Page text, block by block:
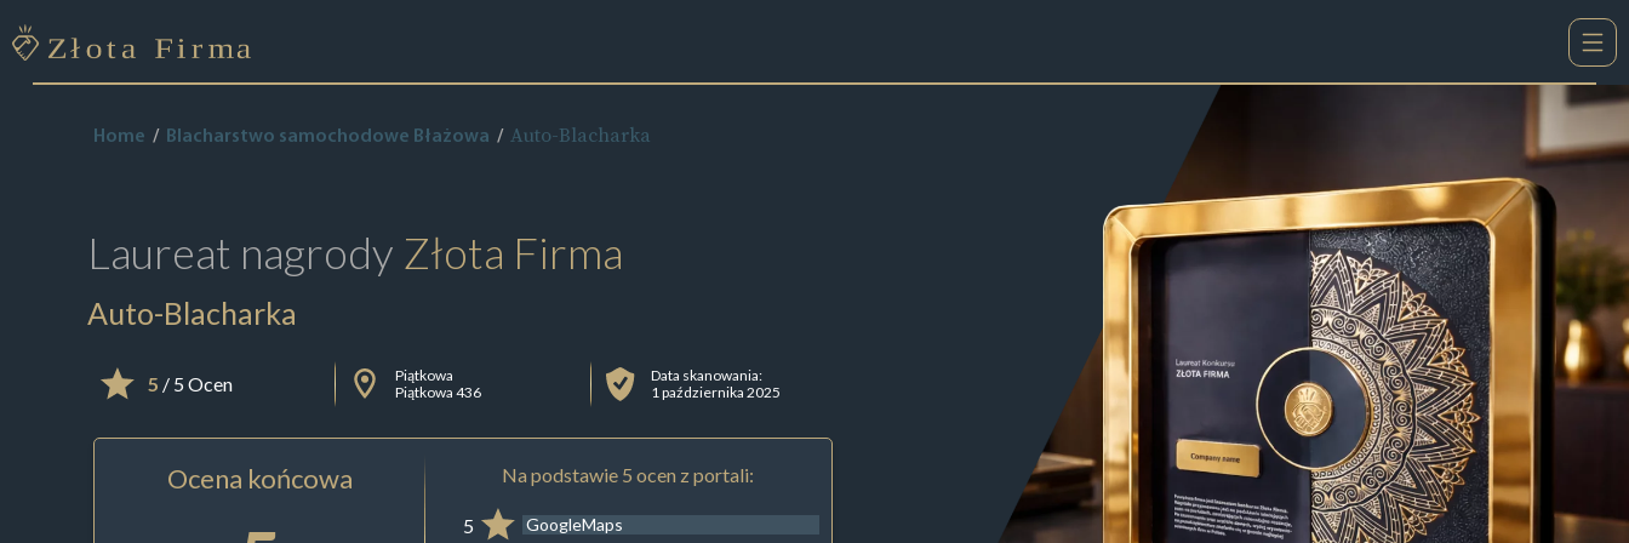
Home Blacharstwo samochodowe Błażowa Auto-Blacharka
Laureat nagrody Złota Firma
Auto-Blacharka
5 / 5 Ocen
Piątkowa
Piątkowa 436
Data skanowania:
1 października 2025
Ocena końcowa Na podstawie 5 ocen z portali:
5 GoogleMaps